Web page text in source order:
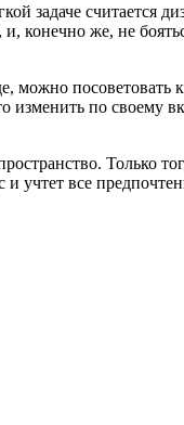
задаче считается
конечно же, не
можно посоветовать
по своему
Только
учтет все